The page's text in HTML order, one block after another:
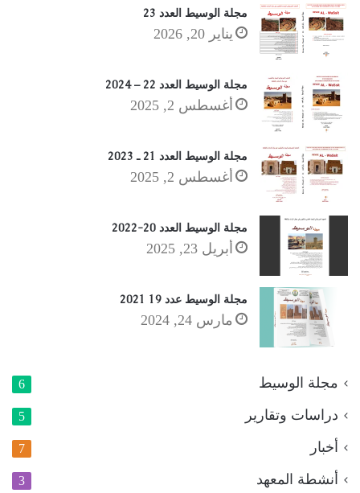
مجلة الوسيط العدد 23
يناير 20, 2026
مجلة الوسيط العدد 22 – 2024
أغسطس 2, 2025
مجلة الوسيط العدد 21 ـ 2023
أغسطس 2, 2025
مجلة الوسيط العدد 20-2022
أبريل 23, 2025
مجلة الوسيط عدد 19 2021
مارس 24, 2024
مجلة الوسيط 6
دراسات وتقارير 5
أخبار 7
أنشطة المعهد 3